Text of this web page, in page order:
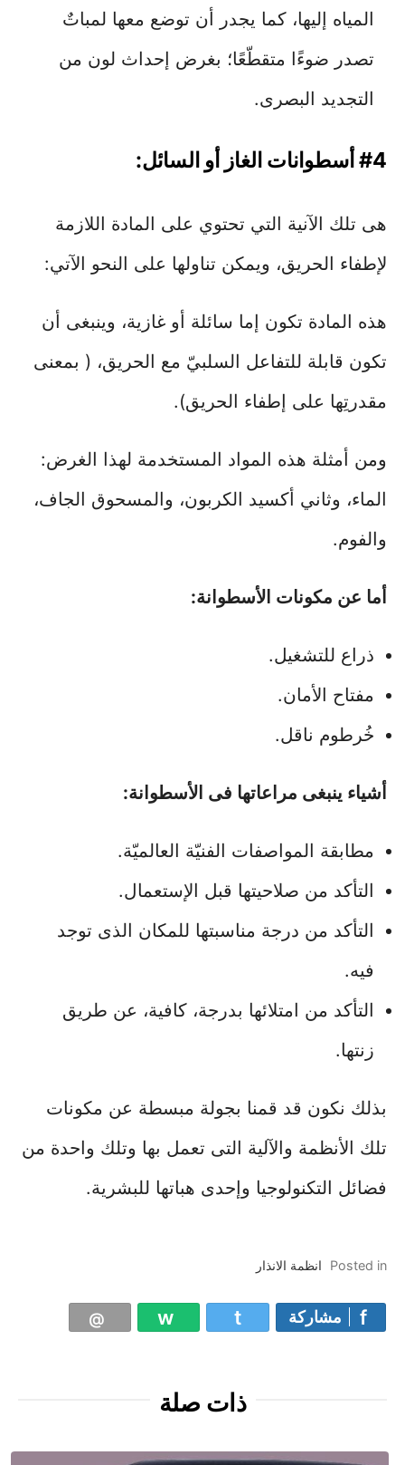
المياه إليها، كما يجدر أن توضع معها لمباتٌ
تصدر ضوءًا متقطّعًا؛ بغرض إحداث لون من
التجديد البصرى.
#4 أسطوانات الغاز أو السائل:
هى تلك الآنية التي تحتوي على المادة اللازمة
لإطفاء الحريق، ويمكن تناولها على النحو الآتي:
هذه المادة تكون إما سائلة أو غازية، وينبغى أن
تكون قابلة للتفاعل السلبيّ مع الحريق، ( بمعنى
مقدرتِها على إطفاء الحريق).
ومن أمثلة هذه المواد المستخدمة لهذا الغرض:
الماء، وثاني أكسيد الكربون، والمسحوق الجاف،
والفوم.
أما عن مكونات الأسطوانة:
ذراع للتشغيل.
مفتاح الأمان.
خُرطوم ناقل.
أشياء ينبغى مراعاتها فى الأسطوانة:
مطابقة المواصفات الفنيّة العالميّة.
التأكد من صلاحيتها قبل الإستعمال.
التأكد من درجة مناسبتها للمكان الذى توجد
فيه.
التأكد من امتلائها بدرجة، كافية، عن طريق
زنتها.
بذلك نكون قد قمنا بجولة مبسطة عن مكونات
تلك الأنظمة والآلية التى تعمل بها وتلك واحدة من
فضائل التكنولوجيا وإحدى هباتها للبشرية.
Posted in انظمة الانذار
مشاركة
ذات صلة